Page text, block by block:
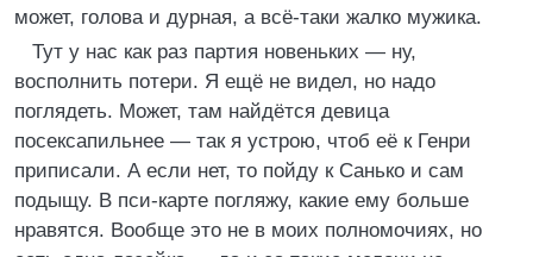
может, голова и дурная, а всё-таки жалко мужика.
Тут у нас как раз партия новеньких — ну,
восполнить потери. Я ещё не видел, но надо
поглядеть. Может, там найдётся девица
посексапильнее — так я устрою, чтоб её к Генри
приписали. А если нет, то пойду к Санько и сам
подыщу. В пси-карте погляжу, какие ему больше
нравятся. Вообще это не в моих полномочиях, но